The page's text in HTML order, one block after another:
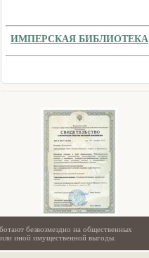
ИМПЕРСКАЯ БИБЛИОТЕКА
безвозмездно на общественных
иной имущественной выгоды.